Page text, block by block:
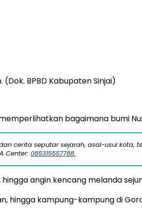
BPBD Kabupaten Sinjai)
bagaimana bumi
cerita seputar sejarah, asal-usul kota,
Center: 085315557788.
angin kencang melanda
hingga kampung-kampung di